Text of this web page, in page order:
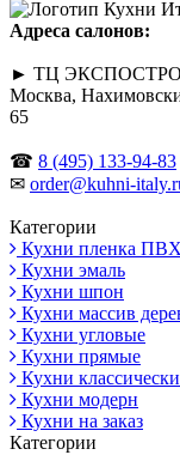
Адреса салонов:
► ТЦ
Москва,
65
☎ 8 (495) 133-94-83
✉ order@kuhni-
Категории
Кухни пленка ПВХ
Кухни эмаль
Кухни шпон
Кухни массив
Кухни угловые
Кухни прямые
Кухни
Кухни модерн
Кухни на заказ
Категории